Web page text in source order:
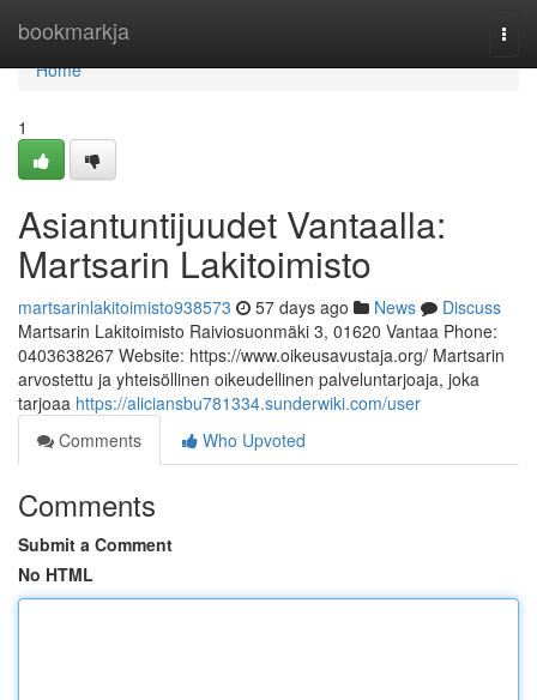
bookmarkja
Home
Home
1
Asiantuntijuudet Vantaalla:
Martsarin Lakitoimisto
martsarinlakitoimisto938573 57 days ago News
Discuss
Martsarin Lakitoimisto Raiviosuonmäki 3, 01620 Vantaa Phone:
0403638267 Website: https://www.oikeusavustaja.org/ Martsarin
arvostettu ja yhteisöllinen oikeudellinen palveluntarjoaja, joka
tarjoaa https://aliciansbu781334.sunderwiki.com/user
Comments
Who Upvoted
Comments
Submit a Comment
No HTML